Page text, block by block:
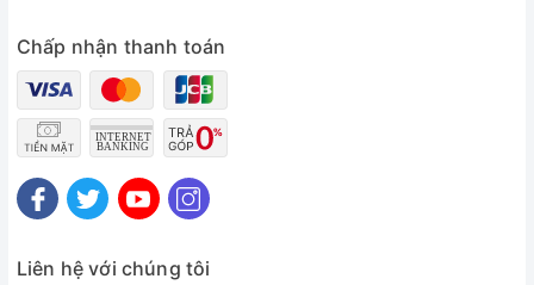
Chấp nhận thanh toán
Liên hệ với chúng tôi